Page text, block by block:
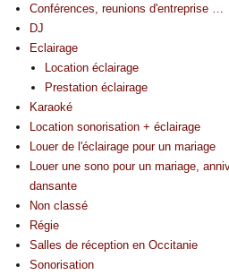
Conférences, reunions d'entreprise …
DJ
Eclairage
Location éclairage
Prestation éclairage
Karaoké
Location sonorisation + éclairage
Louer de l'éclairage pour un mariage
Louer une sono pour un mariage,
dansante
Non classé
Régie
Salles de réception en Occitanie
Sonorisation